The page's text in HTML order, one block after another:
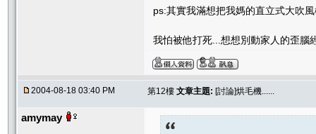
ps:其實我滿想把我媽的直立式大吹
我怕被他打死...想想別動家人的歪腦
2004-08-18 03:40 PM 第12樓 文章主題: [討論]烘毛機......
amymay